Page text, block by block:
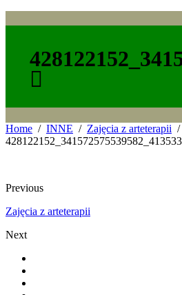
Home INNE
Zajęcia z arteterapii
Previous
Zajęcia z arteterapii
Next